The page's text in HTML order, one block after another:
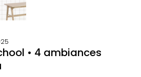
• 4 ambiances